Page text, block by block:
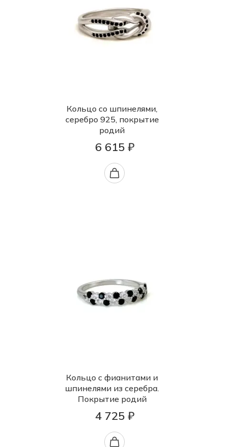
Кольцо со шпинелями,
серебро 925, покрытие
родий
6 615 ₽
Кольцо с фианитами и
шпинелями из серебра.
Покрытие родий
4 725 ₽